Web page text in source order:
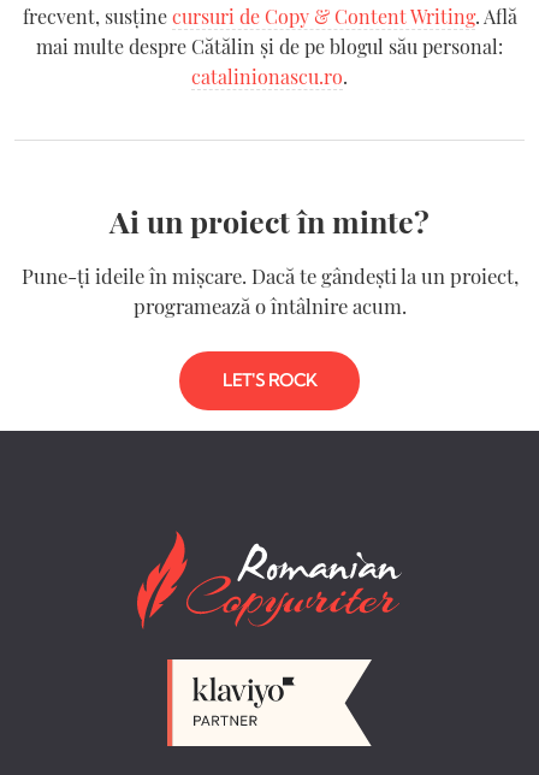
frecvent, susținecursuri de Copy & Content Writing. Află
mai multe despre Cătălin și de pe blogul său personal:
catalinionascu.ro.
Ai un proiect în minte?
Pune-ți ideile în mișcare. Dacă te gândești la un proiect,
programează o întâlnire acum.
LET'S ROCK